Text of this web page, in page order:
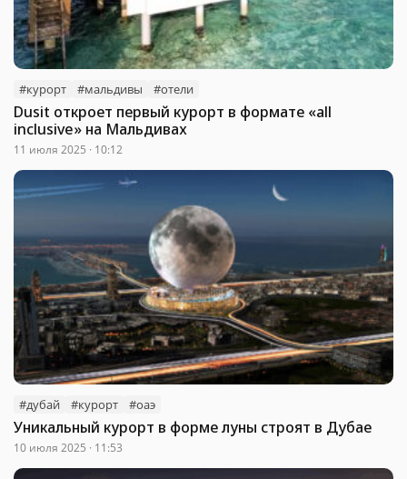
#курорт #мальдивы #отели
Dusit откроет первый курорт в формате «all
inclusive» на Мальдивах
11 июля 2025 · 10:12
#дубай #курорт #оаэ
Уникальный курорт в форме луны строят в Дубае
10 июля 2025 · 11:53